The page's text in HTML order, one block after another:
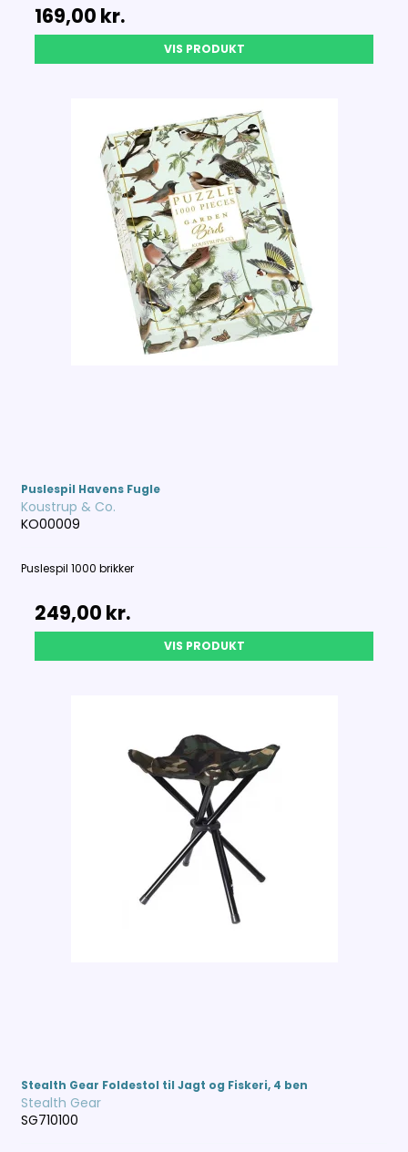
169,00 kr.
VIS PRODUKT
Puslespil Havens Fugle
Koustrup & Co.
KO00009
Puslespil 1000 brikker
249,00 kr.
VIS PRODUKT
Stealth Gear Foldestol til Jagt og Fiskeri, 4 ben
Stealth Gear
SG710100